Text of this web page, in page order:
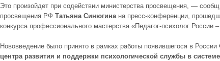
Это произойдет при содействии министерства просвещения, —
просвещения РФ Татьяна Синюгинана пресс-конференции,
конкурса профессионального мастерства «Педагог-психолог России
Нововведение было принято в рамках работы появившегося в России
центра развития и поддержки психологической службы в